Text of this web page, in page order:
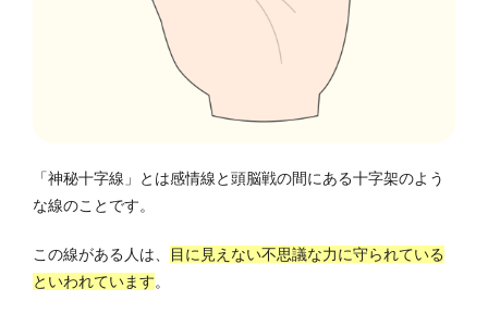
「神秘十字線」とは感情線と頭脳戦の間にある十字架のよう
な線のことです。
この線がある人は、
目に見えない不思議な力に守られている
といわれています。